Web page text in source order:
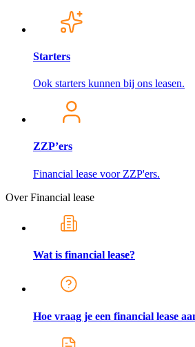
Starters
Ook starters kunnen bij ons leasen.
ZZP’ers
Financial lease voor ZZP'ers.
Over Financial lease
Wat is financial lease?
Hoe vraag je een financial lease